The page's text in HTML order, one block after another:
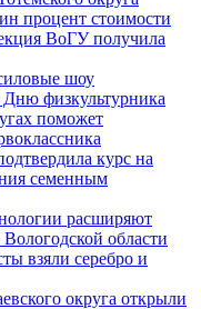
процент стоимости
ВоГУ получила
шоу
физкультурника
поможет
курс на
семенным
расширяют
области
взяли серебро и
округа открыли